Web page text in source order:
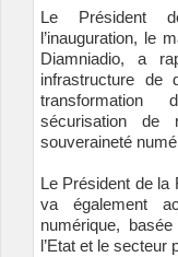
Le Président
l’inauguration, le
Diamniadio, a
infrastructure de
transformation
sécurisation
souveraineté
Le Président de la
va également
numérique,
l’Etat et le secteur